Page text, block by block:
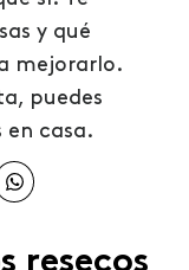
y qué
mejorarlo.
puedes
en casa.